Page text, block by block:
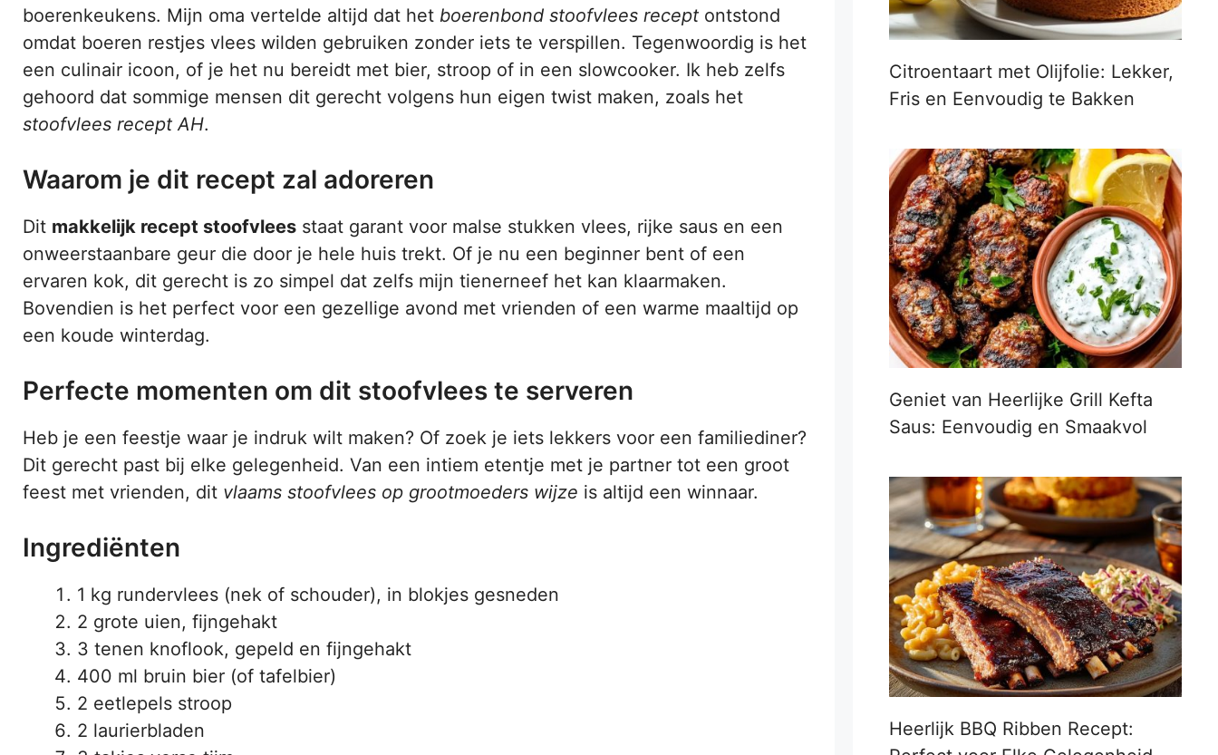
boerenkeukens. Mijn oma vertelde altijd dat het boerenbond stoofvlees recept ontstond
omdat boeren restjes vlees wilden gebruiken zonder iets te verspillen. Tegenwoordig is het
een culinair icoon, of je het nu bereidt met bier, stroop of in een slowcooker. Ik heb zelfs
gehoord dat sommige mensen dit gerecht volgens hun eigen twist maken, zoals het
stoofvlees recept AH.
Waarom je dit recept zal adoreren
Dit makkelijk recept stoofvlees staat garant voor malse stukken vlees, rijke saus en een
onweerstaanbare geur die door je hele huis trekt. Of je nu een beginner bent of een
ervaren kok, dit gerecht is zo simpel dat zelfs mijn tienerneef het kan klaarmaken.
Bovendien is het perfect voor een gezellige avond met vrienden of een warme maaltijd op
een koude winterdag.
Perfecte momenten om dit stoofvlees te serveren
Heb je een feestje waar je indruk wilt maken? Of zoek je iets lekkers voor een familiediner?
Dit gerecht past bij elke gelegenheid. Van een intiem etentje met je partner tot een groot
feest met vrienden, dit vlaams stoofvlees op grootmoeders wijze is altijd een winnaar.
Ingrediënten
1 kg rundervlees (nek of schouder), in blokjes gesneden
2 grote uien, fijngehakt
3 tenen knoflook, gepeld en fijngehakt
400 ml bruin bier (of tafelbier)
2 eetlepels stroop
2 laurierbladen
Citroentaart met Olijfolie: Lekker,
Fris en Eenvoudig te Bakken
Geniet van Heerlijke Grill Kefta
Saus: Eenvoudig en Smaakvol
Heerlijk BBQ Ribben Recept: